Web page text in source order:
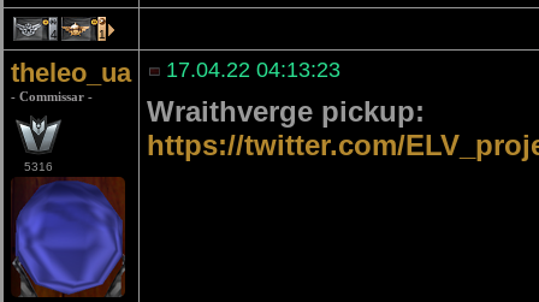
4 1
theleo_ua
- Commissar -
5316
17.04.22 04:13:23
Wraithverge pickup:
https://twitter.com/